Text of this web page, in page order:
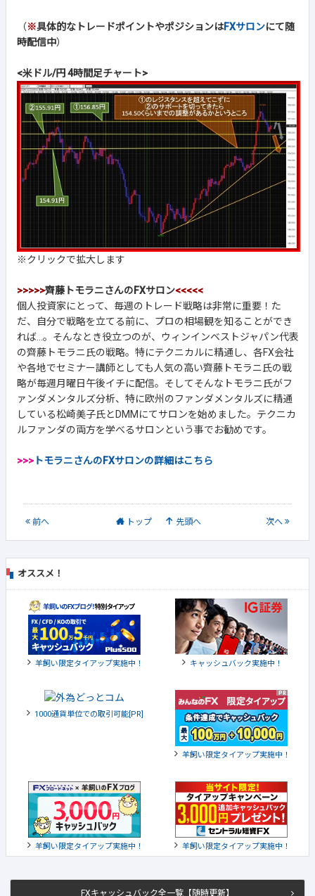
（※具体的なトレードポイントやポジションはFXサロンにて随
時配信中）
<米ドル/円 4時間足チャート>
※クリックで拡大します
>>>>>齊藤トモラニさんのFXサロン<<<<<
個人投資家にとって、毎週のトレード戦略は非常に重要！た
だ、自分で戦略を立てる前に、プロの相場観を知ることができ
れば...。そんなとき役立つのが、ウィンインベストジャパン代表
の齊藤トモラニ氏の戦略。特にテクニカルに精通し、各FX会社
や各地でセミナー講師としても人気の高い齊藤トモラニ氏の戦
略が毎週月曜日午後イチに配信。そしてそんなトモラニ氏がフ
ァンダメンタルズ分析、特に欧州のファンダメンタルズに精通
している松崎美子氏とDMMにてサロンを始めました。テクニカ
ルファンダの両方を学べるサロンという事でお勧めです。
>>> トモラニさんのFXサロンの詳細はこちら
前へ トップ 先頭へ 次へ
FXキャッシュバック全一覧【随時更新】
オススメ！
羊飼い限定タイアップ実施中！ キャッシュバック実施中！
1000通貨単位での取引可能[PR]
羊飼い限定タイアップ実施中！
羊飼い限定タイアップ実施中！ 羊飼い限定タイアップ実施中！